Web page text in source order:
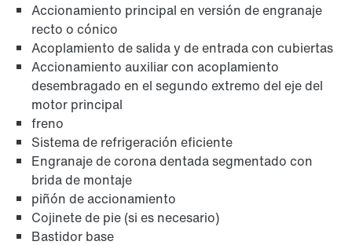
Accionamiento principal en versión de engranaje
recto o cónico
Acoplamiento de salida y de entrada con cubiertas
Accionamiento auxiliar con acoplamiento
desembragado en el segundo extremo del eje del
motor principal
freno
Sistema de refrigeración eficiente
Engranaje de corona dentada segmentado con
brida de montaje
piñón de accionamiento
Cojinete de pie (si es necesario)
Bastidor base